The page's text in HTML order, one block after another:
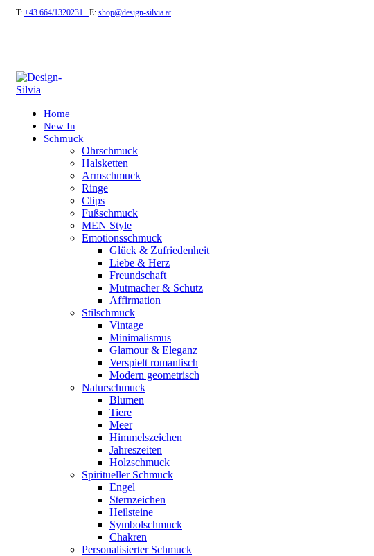
T: +43 664/1320231 E: shop@design-silvia.at
Home
New In
Schmuck
Ohrschmuck
Halsketten
Armschmuck
Ringe
Clips
Fußschmuck
MEN Style
Emotionsschmuck
Glück & Zufriedenheit
Liebe & Herz
Freundschaft
Mutmacher & Schutz
Affirmation
Stilschmuck
Vintage
Minimalismus
Glamour & Eleganz
Verspielt romantisch
Modern geometrisch
Naturschmuck
Blumen
Tiere
Meer
Himmelszeichen
Jahreszeiten
Holzschmuck
Spiritueller Schmuck
Engel
Sternzeichen
Heilsteine
Symbolschmuck
Chakren
Personalisierter Schmuck